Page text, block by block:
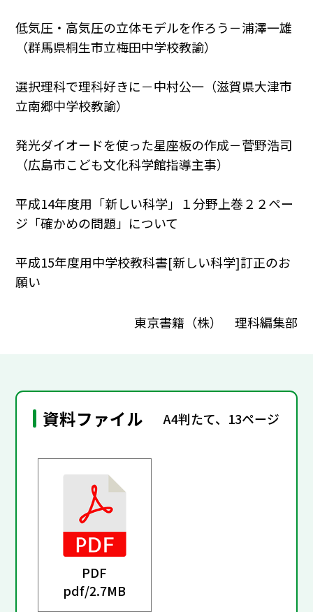
低気圧・高気圧の立体モデルを作ろう－浦澤一雄
（群馬県桐生市立梅田中学校教諭）
選択理科で理科好きに－中村公一（滋賀県大津市
立南郷中学校教諭）
発光ダイオードを使った星座板の作成－菅野浩司
（広島市こども文化科学館指導主事）
平成14年度用「新しい科学」１分野上巻２２ペー
ジ「確かめの問題」について
平成15年度用中学校教科書[新しい科学]訂正のお
願い
東京書籍（株） 理科編集部
資料ファイル A4判たて、13ページ
PDF
pdf/2.7MB